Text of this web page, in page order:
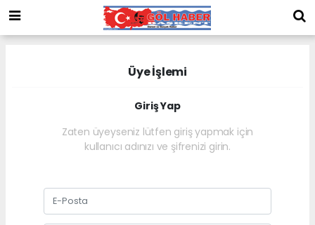
Üye İşlemi
Giriş Yap
Zaten üyeyseniz lütfen giriş yapmak için
kullanıcı adınızı ve şifrenizi girin.